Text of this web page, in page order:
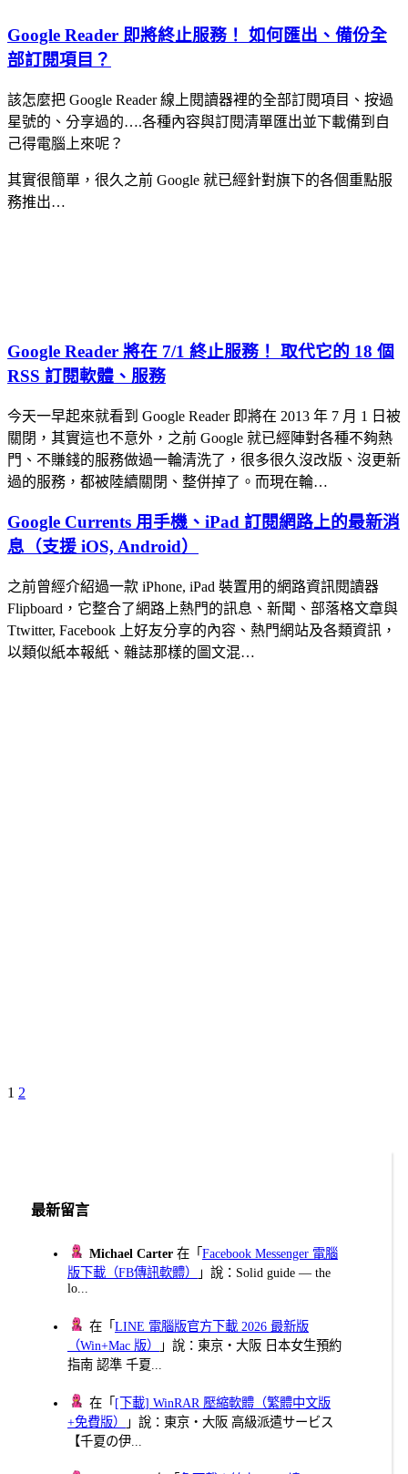
Google Reader 即將終止服務！ 如何匯出、備份全
部訂閱項目？
該怎麼把 Google Reader 線上閱讀器裡的全部訂閱項目、按過
星號的、分享過的….各種內容與訂閱清單匯出並下載備到自
己得電腦上來呢？
其實很簡單，很久之前 Google 就已經針對旗下的各個重點服
務推出…
Google Reader 將在 7/1 終止服務！ 取代它的 18 個
RSS 訂閱軟體、服務
今天一早起來就看到 Google Reader 即將在 2013 年 7 月 1 日被
關閉，其實這也不意外，之前 Google 就已經陣對各種不夠熱
門、不賺錢的服務做過一輪清洗了，很多很久沒改版、沒更新
過的服務，都被陸續關閉、整併掉了。而現在輪…
Google Currents 用手機、iPad 訂閱網路上的最新消
息（支援 iOS, Android）
之前曾經介紹過一款 iPhone, iPad 裝置用的網路資訊閱讀器
Flipboard，它整合了網路上熱門的訊息、新聞、部落格文章與
Ttwitter, Facebook 上好友分享的內容、熱門網站及各類資訊，
以類似紙本報紙、雜誌那樣的圖文混…
文
Page
1 Page
2
最新留言
Michael Carter 在「Facebook Messenger 電腦
版下載（FB傳訊軟體）
」說：Solid guide — the
lo...
在「LINE 電腦版官方下載 2026 最新版
（Win+Mac 版）
」說：東京・大阪 日本女生預約
指南 認準 千夏...
在「 [下載] WinRAR 壓縮軟體（繁體中文版
+免費版）
」說：東京・大阪 高級派遣サービス
【千夏の伊...